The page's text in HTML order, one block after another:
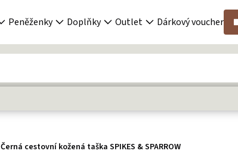
Peněženky Doplňky Outlet Dárkový voucher
Černá cestovní kožená taška SPIKES & SPARROW